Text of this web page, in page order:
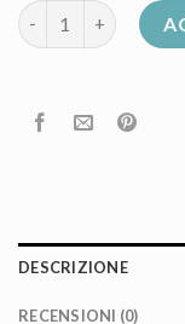
piumini canadian
DESCRIZIONE
RECENSIONI (0)